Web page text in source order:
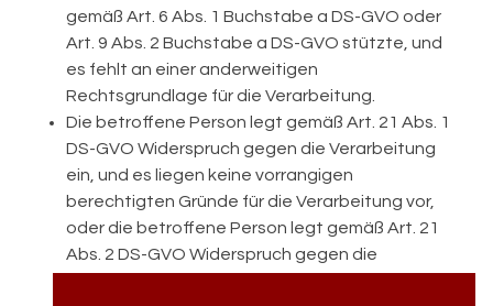
gemäß Art. 6 Abs. 1 Buchstabe a DS-GVO oder
Art. 9 Abs. 2 Buchstabe a DS-GVO stützte, und
es fehlt an einer anderweitigen
Rechtsgrundlage für die Verarbeitung.
Die betroffene Person legt gemäß Art. 21 Abs. 1
DS-GVO Widerspruch gegen die Verarbeitung
ein, und es liegen keine vorrangigen
berechtigten Gründe für die Verarbeitung vor,
oder die betroffene Person legt gemäß Art. 21
Abs. 2 DS-GVO Widerspruch gegen die